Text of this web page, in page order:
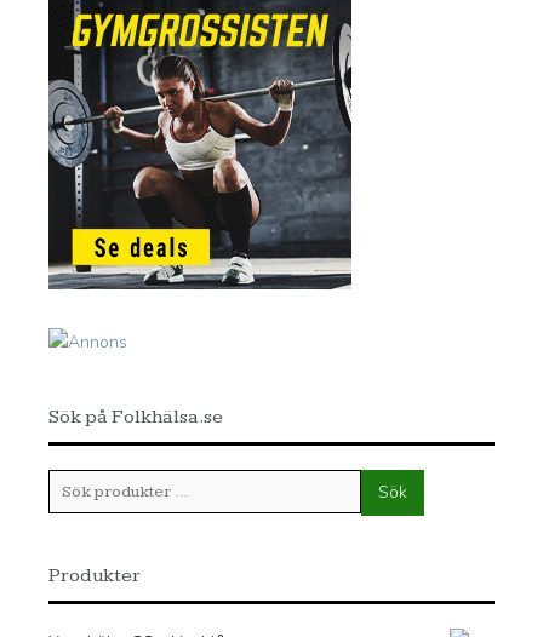
Sök på Folkhälsa.se
Sök
efter:
Sök
Produkter